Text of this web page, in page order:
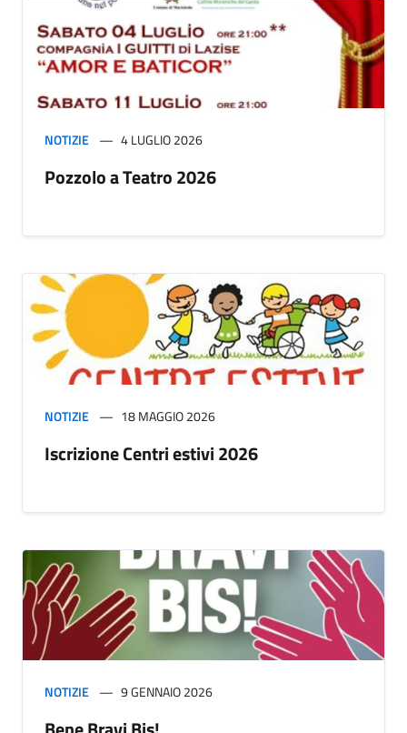
NOTIZIE 4 LUGLIO 2026
Pozzolo a Teatro 2026
NOTIZIE 18 MAGGIO 2026
Iscrizione Centri estivi 2026
NOTIZIE 9 GENNAIO 2026